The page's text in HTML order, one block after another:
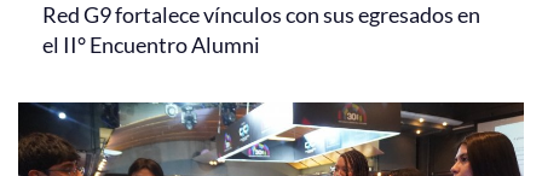
Red G9 fortalece vínculos con sus egresados en
el II° Encuentro Alumni